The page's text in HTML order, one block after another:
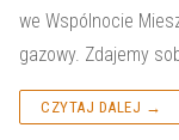
we Wspólnocie
gazowy. Zdajemy
CZYTAJ DALEJ →